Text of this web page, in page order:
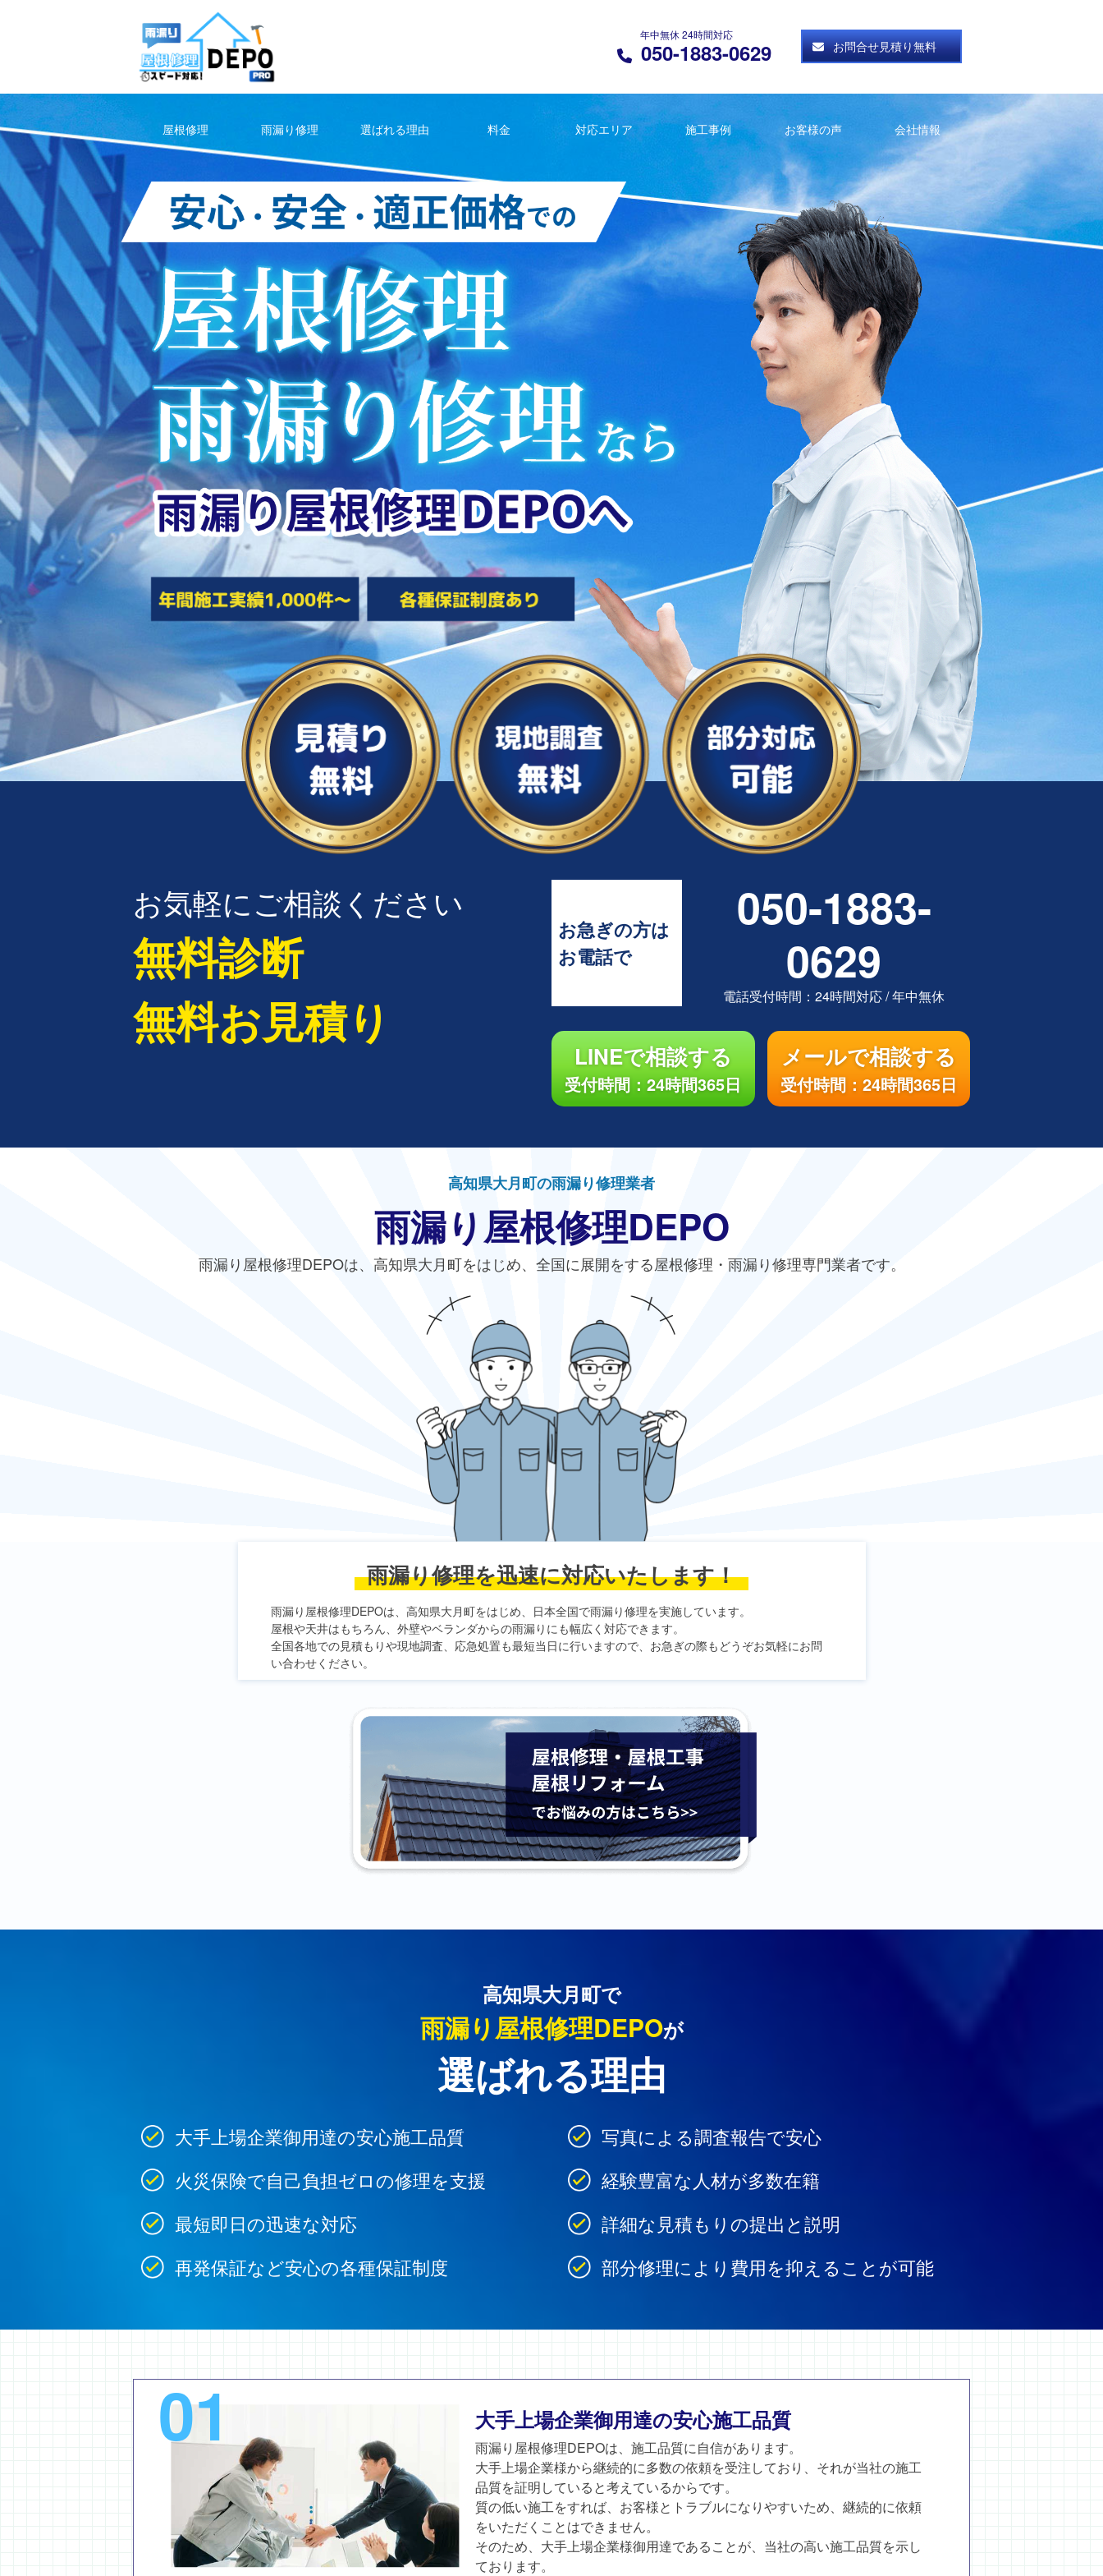
年中無休 24時間対応
050-1883-0629 お問合せ見積り無料
屋根修理 雨漏り修理 選ばれる理由 料金 対応エリア 施工事例 お客様の声 会社情報
お気軽にご相談ください
無料診断
無料お見積り
お急ぎの方は
お電話で
050-1883-
0629
電話受付時間：24時間対応/年中無休
LINEで相談する
受付時間：24時間365日
メールで相談する
受付時間：24時間365日
高知県大月町の雨漏り修理業者
雨漏り屋根修理DEPO
雨漏り屋根修理DEPOは、高知県大月町をはじめ、全国に展開をする屋根修理・雨漏り修理専門業者です。
雨漏り修理を迅速に対応いたします！
雨漏り屋根修理DEPOは、高知県大月町をはじめ、日本全国で雨漏り修理を実施しています。
屋根や天井はもちろん、外壁やベランダからの雨漏りにも幅広く対応できます。
全国各地での見積もりや現地調査、応急処置も最短当日に行いますので、お急ぎの際もどうぞお気軽にお問
い合わせください。
高知県大月町で
雨漏り屋根修理DEPOが
選ばれる理由
大手上場企業御用達の安心施工品質
写真による調査報告で安心
火災保険で自己負担ゼロの修理を支援
経験豊富な人材が多数在籍
最短即日の迅速な対応
詳細な見積もりの提出と説明
再発保証など安心の各種保証制度
部分修理により費用を抑えることが可能
01 大手上場企業御用達の安心施工品質
雨漏り屋根修理DEPOは、施工品質に自信があります。
大手上場企業様から継続的に多数の依頼を受注しており、それが当社の施工
品質を証明していると考えているからです。
質の低い施工をすれば、お客様とトラブルになりやすいため、継続的に依頼
をいただくことはできません。
そのため、大手上場企業様御用達であることが、当社の高い施工品質を示し
ております。